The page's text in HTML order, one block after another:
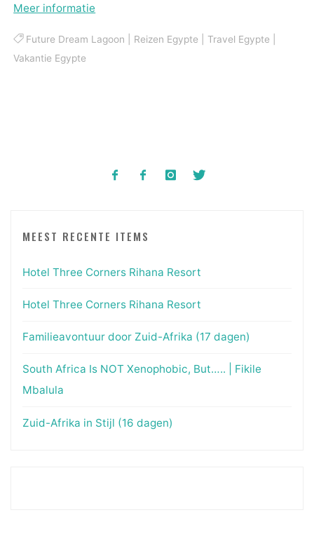
Meer informatie
Future Dream Lagoon Reizen Egypte |Travel Egypte
Vakantie Egypte
MEEST RECENTE ITEMS
Hotel Three Corners Rihana Resort
Hotel Three Corners Rihana Resort
Familieavontuur door Zuid-Afrika (17 dagen)
South Africa Is NOT Xenophobic, But….. | Fikile
Mbalula
Zuid-Afrika in Stijl (16 dagen)